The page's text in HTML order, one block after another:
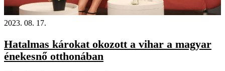
2023. 08. 17.
Hatalmas károkat okozott a vihar a magyar
énekesnő otthonában